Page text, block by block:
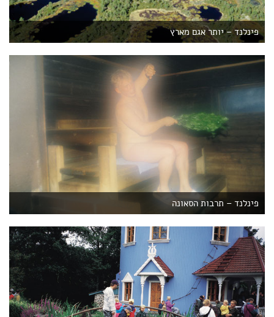
פינלנד – יותר אגם מארץ
פינלנד – תרבות הסאונה